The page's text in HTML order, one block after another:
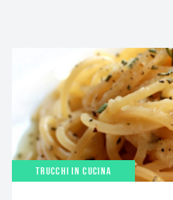
TRUCCHI IN CUCINA